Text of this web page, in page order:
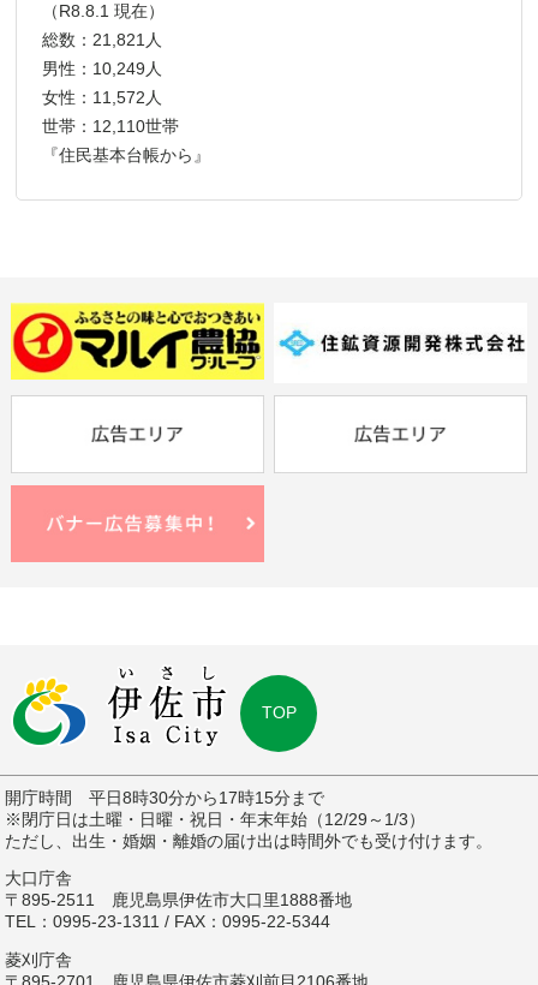
（R8.8.1 現在）
総数：21,821人
男性：10,249人
女性：11,572人
世帯：12,110世帯
『住民基本台帳から』
TOP
開庁時間 平日8時30分から17時15分まで
※閉庁日は土曜・日曜・祝日・年末年始（12/29～1/3）
ただし、出生・婚姻・離婚の届け出は時間外でも受け付けます。
大口庁舎
〒895-2511 鹿児島県伊佐市大口里1888番地
TEL：0995-23-1311 / FAX：0995-22-5344
菱刈庁舎